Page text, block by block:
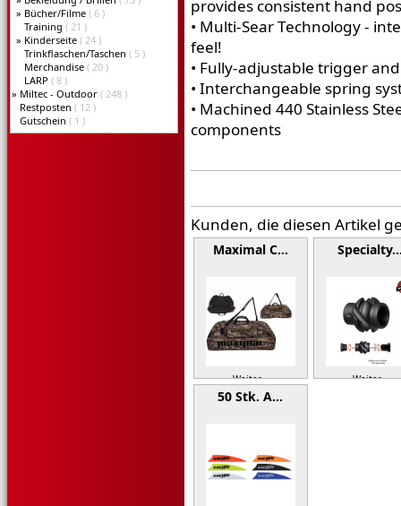
» Bücher/Filme ( 6 )
Training ( 21 )
» Kinderseite ( 24 )
Trinkflaschen/Taschen ( 5 )
Merchandise ( 20 )
LARP ( 8 )
» Miltec - Outdoor ( 248 )
Restposten ( 12 )
Gutschein ( 1 )
provides consistent hand
• Multi-Sear Technology -
feel!
• Fully-adjustable trigger
• Interchangeable spring
• Machined 440 Stainless
components
Kunden, die diesen Artikel
Maximal C…
Weiter » Weiter »
50 Stk. A…